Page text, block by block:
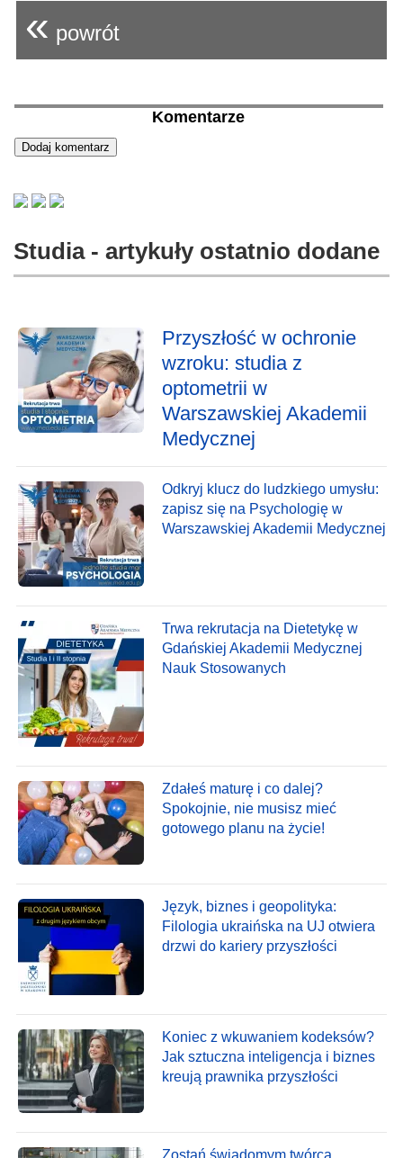
« powrót
Komentarze
Studia - artykuły ostatnio dodane
Przyszłość w ochronie
wzroku: studia z
optometrii w
Warszawskiej Akademii
Medycznej
Odkryj klucz do ludzkiego umysłu:
zapisz się na Psychologię w
Warszawskiej Akademii Medycznej
Trwa rekrutacja na Dietetykę w
Gdańskiej Akademii Medycznej
Nauk Stosowanych
Zdałeś maturę i co dalej?
Spokojnie, nie musisz mieć
gotowego planu na życie!
Język, biznes i geopolityka:
Filologia ukraińska na UJ otwiera
drzwi do kariery przyszłości
Koniec z wkuwaniem kodeksów?
Jak sztuczna inteligencja i biznes
kreują prawnika przyszłości
Zostań świadomym twórcą